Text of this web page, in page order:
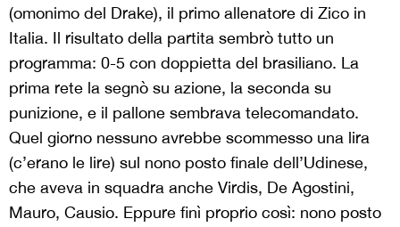
(omonimo del Drake), il primo allenatore di Zico in
Italia. Il risultato della partita sembrò tutto un
programma: 0-5 con doppietta del brasiliano. La
prima rete la segnò su azione, la seconda su
punizione, e il pallone sembrava telecomandato.
Quel giorno nessuno avrebbe scommesso una lira
(c’erano le lire) sul nono posto finale dell’Udinese,
che aveva in squadra anche Virdis, De Agostini,
Mauro, Causio. Eppure finì proprio così: nono posto